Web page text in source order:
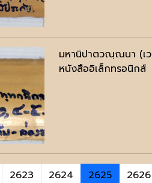
มหานิปาตวณฺณนา (เ
หนังสืออิเล็กทรอนิกส์
2623 2624 2625 2626